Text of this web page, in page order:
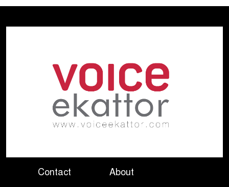
গণভবনে শেষ পরিকল্পনা, তবু
প্রধানমন্ত্রী
ইসলামের সবচেয়ে বেশি ক্ষতি
করেছে জামায়াত: নুরুল হক নুর
বাংলাদেশ গড়তে হবে: ভারপ্রাপ্ত
রাষ্ট্রপতি
Contact About